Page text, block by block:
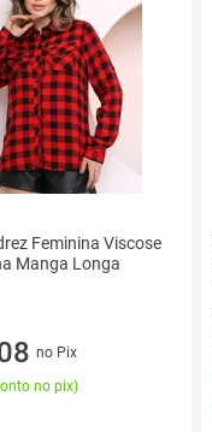
Feminina Viscose
Manga Longa
no Pix
no pix)